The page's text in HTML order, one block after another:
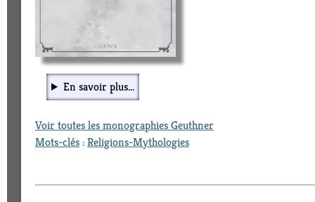
En savoir plus...
Voir toutes les monographies Geuthner
Mots-clés:Religions-Mythologies